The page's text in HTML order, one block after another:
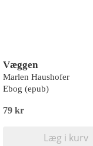
Væggen
Marlen Haushofer
Ebog (epub)
79 kr
Læg i kurv